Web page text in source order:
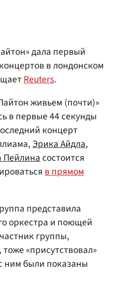
дала первый
в лондонском
Reuters.
живьем (почти)»
в первые 44 секунды
концерт
Эрика Айдла,
Пейлинасостоится
в прямом
представила
оркестра и поющей
группы,
«присутствовал»
ним были показаны